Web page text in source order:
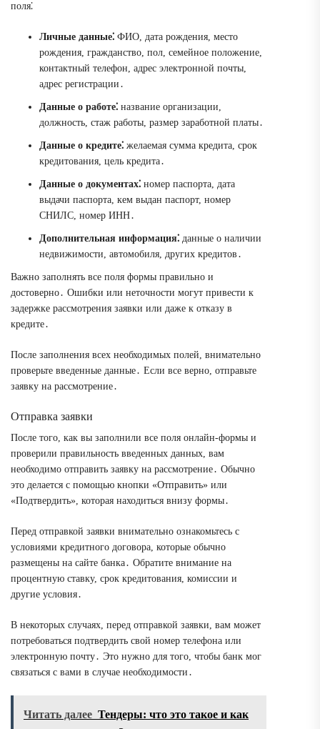
поля⁚
Личные данные⁚ ФИО, дата рождения, место
рождения, гражданство, пол, семейное положение,
контактный телефон, адрес электронной почты,
адрес регистрации․
Данные о работе⁚ название организации,
должность, стаж работы, размер заработной платы․
Данные о кредите⁚ желаемая сумма кредита, срок
кредитования, цель кредита․
Данные о документах⁚ номер паспорта, дата
выдачи паспорта, кем выдан паспорт, номер
СНИЛС, номер ИНН․
Дополнительная информация⁚ данные о наличии
недвижимости, автомобиля, других кредитов․
Важно заполнять все поля формы правильно и
достоверно․ Ошибки или неточности могут привести к
задержке рассмотрения заявки или даже к отказу в
кредите․
После заполнения всех необходимых полей, внимательно
проверьте введенные данные․ Если все верно, отправьте
заявку на рассмотрение․
Отправка заявки
После того, как вы заполнили все поля онлайн-формы и
проверили правильность введенных данных, вам
необходимо отправить заявку на рассмотрение․ Обычно
это делается с помощью кнопки «Отправить» или
«Подтвердить», которая находиться внизу формы․
Перед отправкой заявки внимательно ознакомьтесь с
условиями кредитного договора, которые обычно
размещены на сайте банка․ Обратите внимание на
процентную ставку, срок кредитования, комиссии и
другие условия․
В некоторых случаях, перед отправкой заявки, вам может
потребоваться подтвердить свой номер телефона или
электронную почту․ Это нужно для того, чтобы банк мог
связаться с вами в случае необходимости․
Читать далее Тендеры: что это такое и как